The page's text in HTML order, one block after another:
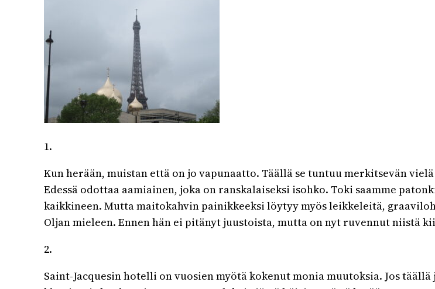
1.
Kun herään, muistan että on jo vapunaatto. Täällä se tuntuu merkitsevän
Edessä odottaa aamiainen, joka on ranskalaiseksi isohko. Toki saamme
kaikkineen. Mutta maitokahvin painikkeeksi löytyy myös leikkeleitä,
Oljan mieleen. Ennen hän ei pitänyt juustoista, mutta on nyt ruvennut niistä
2.
Saint-Jacquesin hotelli on vuosien myötä kokenut monia muutoksia. Jos